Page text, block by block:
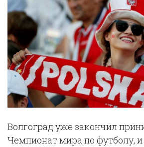
Волгоград уже закончил
Чемпионат мира по футболу,